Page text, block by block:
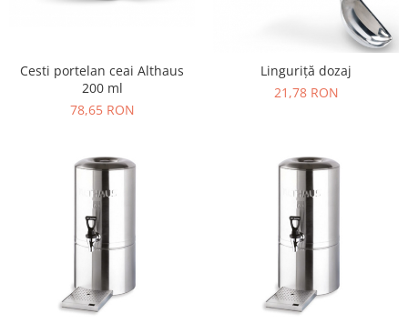
Cesti portelan ceai Althaus
200 ml
78,65 RON
Linguriță dozaj
21,78 RON